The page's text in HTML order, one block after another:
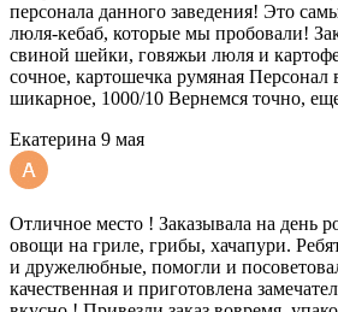
персонала данного заведения! Это
люля-кебаб, которые мы пробовали!
свиной шейки, говяжьи люля и
сочное, картошечка румяная
шикарное, 1000/10 Вернемся точно,
Екатерина 9 мая
Отличное место ! Заказывала на день
овощи на гриле, грибы, хачапури.
и дружелюбные, помогли и
качественная и приготовлена